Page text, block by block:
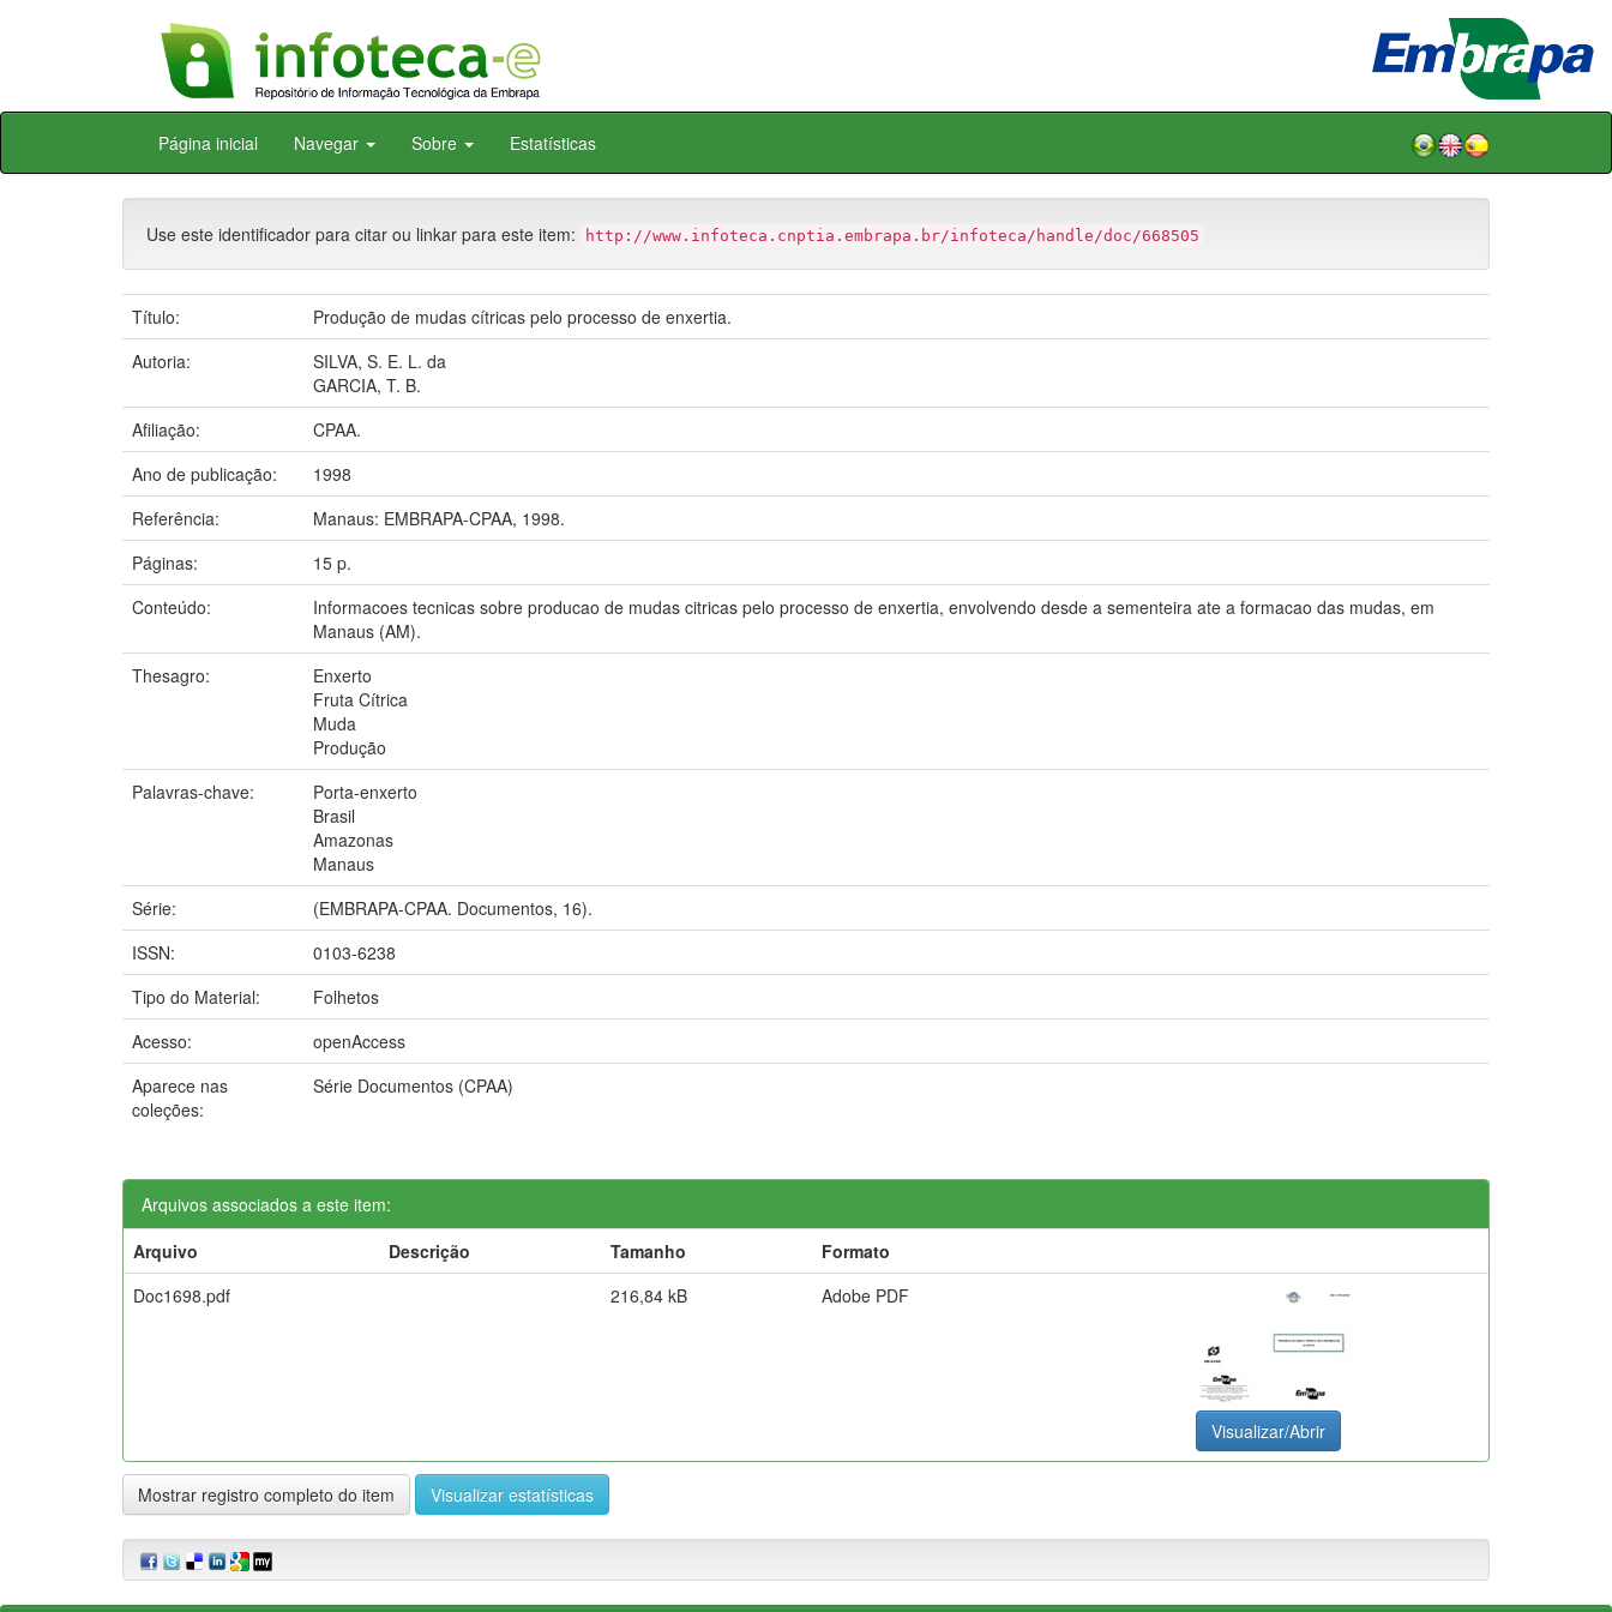
Skip
Página inicial Navegar Sobre Estatísticas
Use este identificador para citar ou linkar para este item: http://www.infoteca.cnptia.embrapa.br/infoteca/handle/doc/668505
Título:
Produção de mudas cítricas pelo processo de enxertia.
Autoria:
SILVA, S. E. L. da
GARCIA, T. B.
Afiliação:
CPAA.
Ano de publicação:
1998
Referência:
Manaus: EMBRAPA-CPAA, 1998.
Páginas:
15 p.
Conteúdo:
Informacoes tecnicas sobre producao de mudas citricas pelo processo de enxertia, envolvendo desde a sementeira ate a formacao das mudas, em
Manaus (AM).
Thesagro:
Enxerto
Fruta Cítrica
Muda
Produção
Palavras-chave:
Porta-enxerto
Brasil
Amazonas
Manaus
Série:
(EMBRAPA-CPAA. Documentos, 16).
ISSN:
0103-6238
Tipo do Material:
Folhetos
Acesso:
openAccess
Aparece nas
coleções:
Série Documentos (CPAA)
Arquivos associados a este item:
Arquivo
Descrição Tamanho
Formato
Doc1698.pdf
216,84 kB Adobe PDF
Visualizar/Abrir
Mostrar registro completo do item Visualizar estatísticas